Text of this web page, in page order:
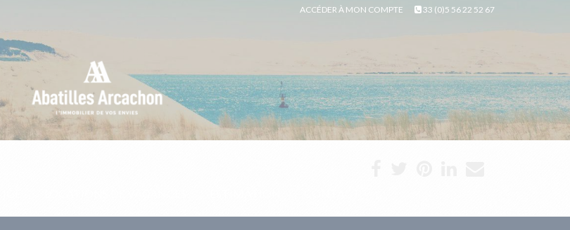
ACCÉDER À MON COMPTE 33 (0)5 56 22 52 67